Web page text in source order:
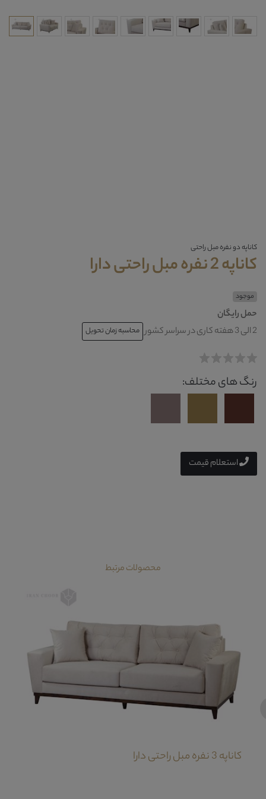
کاناپه دو نفره مبل راحتی
کاناپه 2 نفره مبل راحتی دارا
موجود
حمل رایگان
2 الی 3 هفته کاری در سراسر کشور
محاسبه زمان تحویل
رنگ های مختلف:
استعلام قیمت
محصولات مرتبط
کاناپه 3 نفره مبل راحتی دارا